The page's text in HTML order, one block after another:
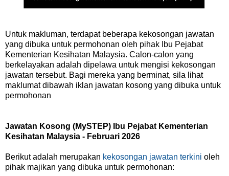
Untuk makluman, terdapat beberapa kekosongan jawatan
yang dibuka untuk permohonan oleh pihak Ibu Pejabat
Kementerian Kesihatan Malaysia. Calon-calon yang
berkelayakan adalah dipelawa untuk mengisi kekosongan
jawatan tersebut. Bagi mereka yang berminat, sila lihat
maklumat dibawah iklan jawatan kosong yang dibuka untuk
permohonan
Jawatan Kosong (MySTEP) Ibu Pejabat Kementerian
Kesihatan Malaysia - Februari 2026
Berikut adalah merupakan kekosongan jawatan terkini oleh
pihak majikan yang dibuka untuk permohonan: